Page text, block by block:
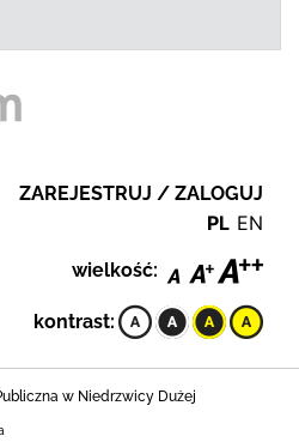
ZAREJESTRUJ / ZALOGUJ
PL EN
wielkość:
kontrast:
w Niedrzwicy Dużej